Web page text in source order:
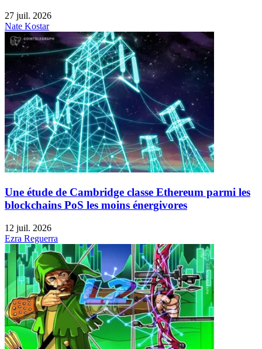
27 juil. 2026
Nate Kostar
Une étude de Cambridge classe Ethereum parmi les
blockchains PoS les moins énergivores
12 juil. 2026
Ezra Reguerra